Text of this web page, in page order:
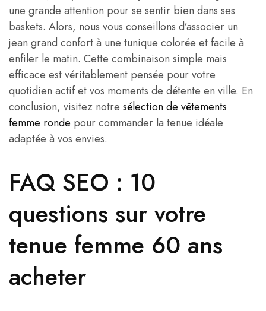
une grande attention pour se sentir bien dans ses
baskets. Alors, nous vous conseillons d’associer un
jean grand confort à une tunique colorée et facile à
enfiler le matin. Cette combinaison simple mais
efficace est véritablement pensée pour votre
quotidien actif et vos moments de détente en ville. En
conclusion, visitez notre sélection de vêtements
femme ronde pour commander la tenue idéale
adaptée à vos envies.
FAQ SEO : 10
questions sur votre
tenue femme 60 ans
acheter